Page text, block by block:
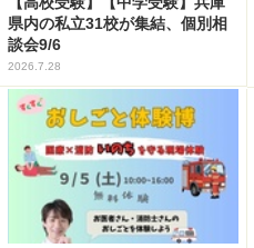
県内の私立31校が集結、個別相
談会9/6
2026.7.28